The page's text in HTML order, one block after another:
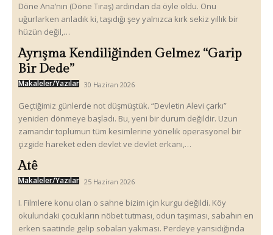
Döne Ana’nın (Döne Tıraş) ardından da öyle oldu. Onu
uğurlarken anladık ki, taşıdığı şey yalnızca kırk sekiz yıllık bir
hüzün değil,…
Ayrışma Kendiliğinden Gelmez “Garip
Bir Dede”
Makaleler/Yazılar 30 Haziran 2026
Geçtiğimiz günlerde not düşmüştük. “Devletin Alevi çarkı”
yeniden dönmeye başladı. Bu, yeni bir durum değildir. Uzun
zamandır toplumun tüm kesimlerine yönelik operasyonel bir
çizgide hareket eden devlet ve devlet erkanı,…
Atê
Makaleler/Yazılar 25 Haziran 2026
I. Filmlere konu olan o sahne bizim için kurgu değildi. Köy
okulundaki çocukların nöbet tutması, odun taşıması, sabahın en
erken saatinde gelip sobaları yakması. Perdeye yansıdığında